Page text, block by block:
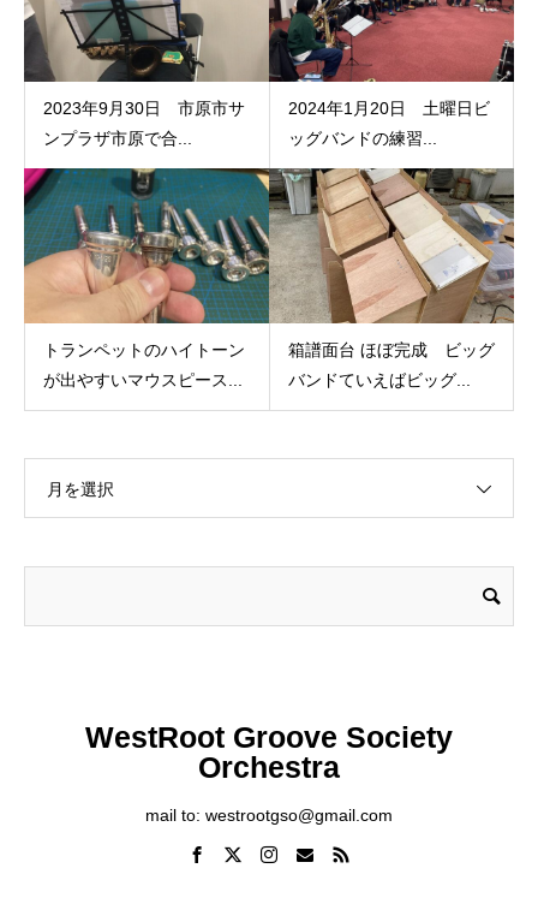
2023年9月30日 市原市サ
ンプラザ市原で合...
2024年1月20日 土曜日ビ
ッグバンドの練習...
トランペットのハイトーン
が出やすいマウスピース...
箱譜面台 ほぼ完成 ビッグ
バンドていえばビッグ...
月を選択
WestRoot Groove Society
Orchestra
mail to: westrootgso@gmail.com